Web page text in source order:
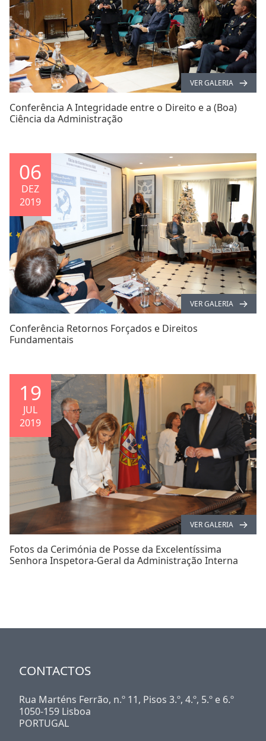
VER GALERIA
Conferência A Integridade entre o Direito e a (Boa)
Ciência da Administração
06
DEZ
2019
VER GALERIA
Conferência Retornos Forçados e Direitos
Fundamentais
19
JUL
2019
VER GALERIA
Fotos da Cerimónia de Posse da Excelentíssima
Senhora Inspetora-Geral da Administração Interna
CONTACTOS
Rua Marténs Ferrão, n.º 11, Pisos 3.º, 4.º, 5.º e 6.º
1050-159 Lisboa
PORTUGAL